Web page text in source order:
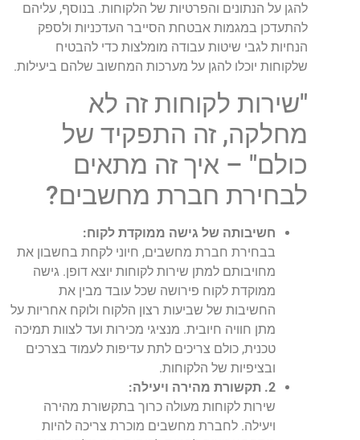
להגן על הנתונים והפרטיות של הלקוחות. בנוסף, עליהם
להתעדכן במגמות אבטחת הסייבר העדכניות ולספק
הנחיות לגבי שיטות עבודה מומלצות כדי להבטיח
שלקוחות יוכלו להגן על מערכות המחשוב שלהם ביעילות.
"שירות לקוחות זה לא
מחלקה, זה התפקיד של
כולם" – איך זה מתאים
לבחירת חברת מחשבים?
חשיבותה של גישה ממוקדת לקוח:
בבחירת חברת מחשבים, חיוני לקחת בחשבון את
מחויבותם למתן שירות לקוחות יוצא דופן. גישה
ממוקדת לקוח פירושה שכל עובד מבין את
החשיבות של שביעות רצון הלקוח ולוקח אחריות על
מתן חוויה חיובית. מנציגי מכירות ועד לצוות תמיכה
טכנית, כולם צריכים לתת עדיפות לעמוד בצרכים
ובציפיות של הלקוחות.
2. תקשורת מהירה ויעילה:
שירות לקוחות מעולה כרוך בתקשורת מהירה
ויעילה. לחברת מחשבים מוכרת צריכה להיות